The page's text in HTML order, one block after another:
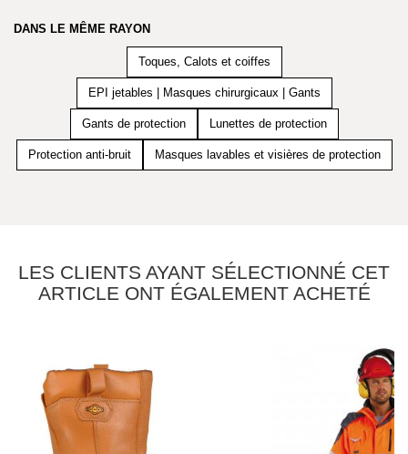
DANS LE MÊME RAYON
Toques, Calots et coiffes
EPI jetables | Masques chirurgicaux | Gants
Gants de protection Lunettes de protection
Protection anti-bruit Masques lavables et visières de protection
LES CLIENTS AYANT SÉLECTIONNÉ CET
ARTICLE ONT ÉGALEMENT ACHETÉ